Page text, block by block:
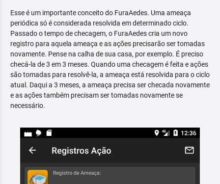
Esse é um importante conceito do FuraAedes. Uma ameaça
periódica só é considerada resolvida em determinado ciclo.
Passado o tempo de checagem, o FuraAedes cria um novo
registro para aquela ameaça e as ações precisarão ser tomadas
novamente. Pense na calha de sua casa, por exemplo. É preciso
checá-la de 3 em 3 meses. Quando uma checagem é feita e ações
são tomadas para resolvê-la, a ameaça está resolvida para o ciclo
atual. Daqui a 3 meses, a ameaça precisa ser checada novamente
e as ações também precisam ser tomadas novamente se
necessário.